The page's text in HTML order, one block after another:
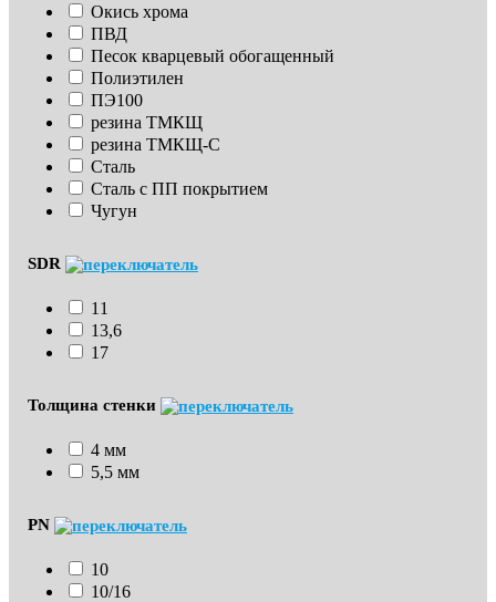
Окись хрома
ПВД
Песок кварцевый обогащенный
Полиэтилен
ПЭ100
резина ТМКЩ
резина ТМКЩ-С
Сталь
Сталь с ПП покрытием
Чугун
SDR
11
13,6
17
Толщина стенки
4 мм
5,5 мм
PN
10
10/16